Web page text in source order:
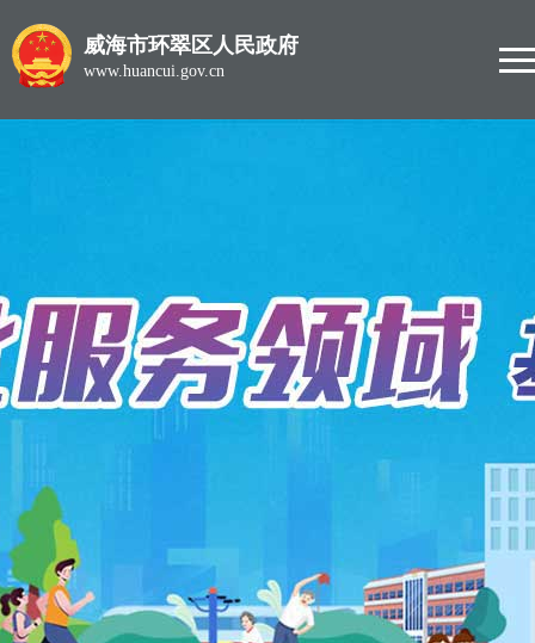
威海市环翠区人民政府
www.huancui.gov.cn